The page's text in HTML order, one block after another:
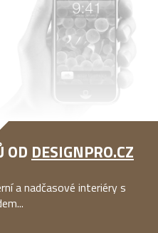
OD DESIGNPRO.CZ
a nadčasové interiéry s